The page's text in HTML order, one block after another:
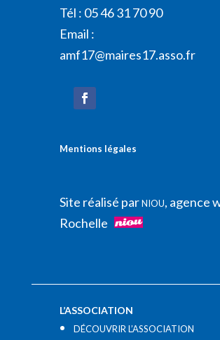
Tél : 05 46 31 70 90
Email :
amf17@maires17.asso.fr
Mentions légales
Site réalisé parNIOU, agence
Rochelle
L’ASSOCIATION
DÉCOUVRIR L’ASSOCIATION